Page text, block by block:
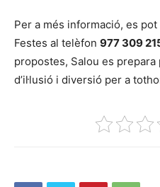
Per a més informació, es
Festes al telèfon 977 309
propostes, Salou es
d’il·lusió i diversió per a